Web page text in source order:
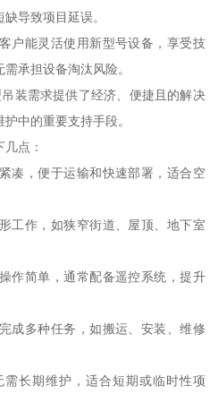
导致项目延误。
户能灵活使用新型号设备，享受技
承担设备淘汰风险。
装需求提供了经济、便捷且的解决
中的重要支持手段。
点：
凑，便于运输和快速部署，适合空
工作，如狭窄街道、屋顶、地下室
作简单，通常配备遥控系统，提升
成多种任务，如搬运、安装、维修
长期维护，适合短期或临时性项